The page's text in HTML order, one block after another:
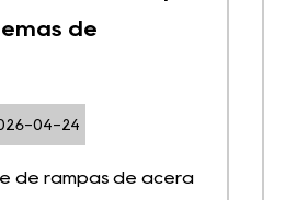
de
04-24
de rampas de acera